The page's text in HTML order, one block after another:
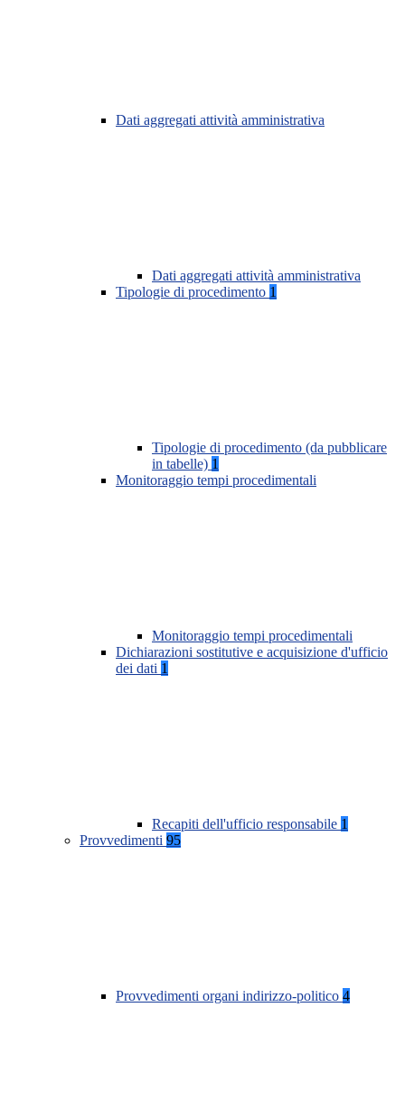
Dati aggregati attività amministrativa
Dati aggregati attività amministrativa
Tipologie di procedimento 1
Tipologie di procedimento (da pubblicare
in tabelle) 1
Monitoraggio tempi procedimentali
Monitoraggio tempi procedimentali
Dichiarazioni sostitutive e acquisizione d'ufficio
dei dati 1
Recapiti dell'ufficio responsabile 1
Provvedimenti 95
Provvedimenti organi indirizzo-politico 4